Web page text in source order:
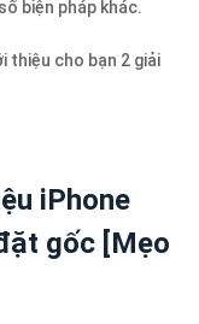
biện pháp khác.
thiệu cho bạn 2 giải
iPhone
gốc [Mẹo